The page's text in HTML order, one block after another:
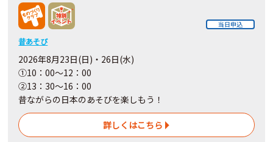
当日申込
昔あそび
2026年8月23日(日)・26日(水)
①10：00～12：00
②13：30～16：00
昔ながらの日本のあそびを楽しもう！
詳しくはこちら